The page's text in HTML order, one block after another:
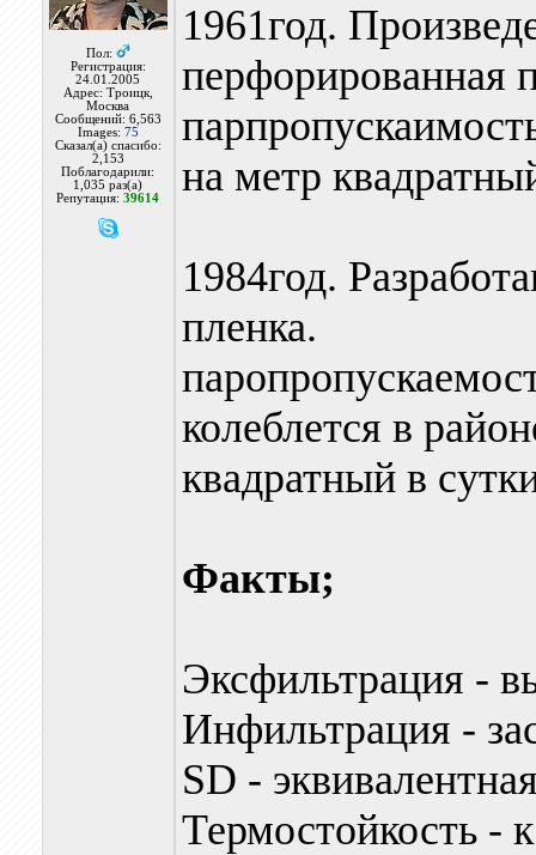
Пол:
Регистрация:
24.01.2005
Адрес: Троицк,
Москва
Сообщений: 6,563
Images: 75
Сказал(а) спасибо:
2,153
Поблагодарили:
1,035 раз(а)
Репутация:39614
1961год.
перфорированная
на метр
1984год.
пленка.
колеблется в
квадратный в
Факты;
Эксфильтрация -
Инфильтрация -
SD -
Термостойкость -